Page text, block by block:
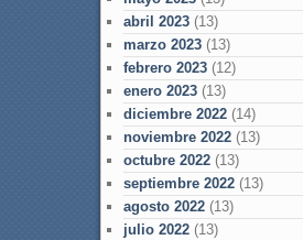
abril 2023(13)
marzo 2023(13)
febrero 2023(12)
enero 2023(13)
diciembre 2022(14)
noviembre 2022(13)
octubre 2022(13)
septiembre 2022(13)
agosto 2022(13)
julio 2022(13)